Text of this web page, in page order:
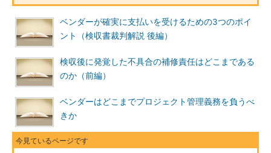
ベンダーが確実に支払いを受けるための3つのポイ
ント（検収書裁判解説 後編）
検収後に発覚した不具合の補修責任はどこまである
のか（前編）
ベンダーはどこまでプロジェクト管理義務を負うべ
きか